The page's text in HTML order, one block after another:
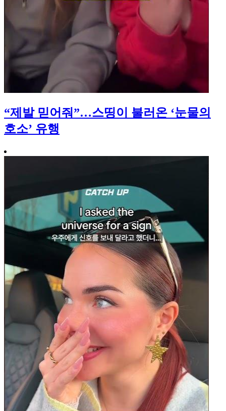
“제발 믿어줘”…스띵이 불러온 ‘눈물의
호소’ 유행